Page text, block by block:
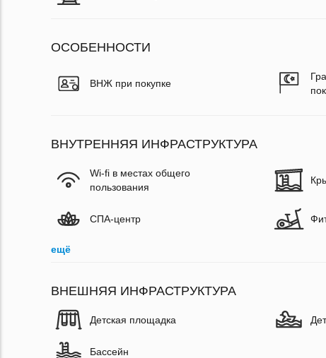
ОСОБЕННОСТИ
ВНЖ при покупке
ВНУТРЕННЯЯ ИНФРАСТРУКТУРА
Wi-fi в местах общего
пользования
СПА-центр
ещё
ВНЕШНЯЯ ИНФРАСТРУКТУРА
Детская площадка
Бассейн